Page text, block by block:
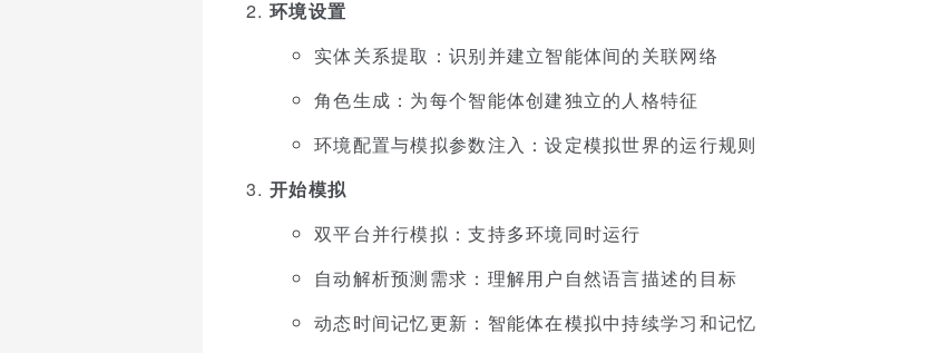
环境设置
实体关系提取：识别并建立智能体间的关联网络
角色生成：为每个智能体创建独立的人格特征
环境配置与模拟参数注入：设定模拟世界的运行规则
开始模拟
双平台并行模拟：支持多环境同时运行
自动解析预测需求：理解用户自然语言描述的目标
动态时间记忆更新：智能体在模拟中持续学习和记忆